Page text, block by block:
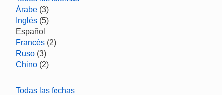
Árabe (3)
Inglés (5)
Español
Francés (2)
Ruso (3)
Chino (2)
Todas las fechas